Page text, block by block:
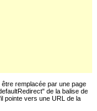
remplacée par une page
de la balise de
pointe vers une URL de la